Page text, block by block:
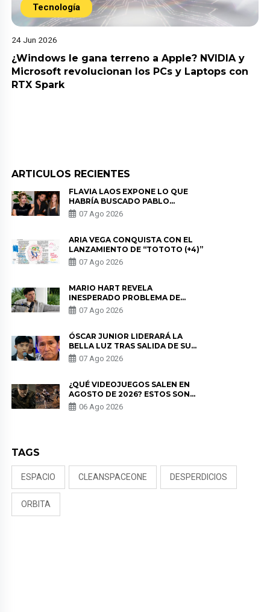
Tecnología
24 Jun 2026
¿Windows le gana terreno a Apple? NVIDIA y
Microsoft revolucionan los PCs y Laptops con
RTX Spark
ARTICULOS RECIENTES
FLAVIA LAOS EXPONE LO QUE
HABRÍA BUSCADO PABLO
HEREDIA CON ALE FULLER: “UNA
DE LAS PARTES QUERÍA EL
07 Ago 2026
ARIA VEGA CONQUISTA CON EL
LANZAMIENTO DE “TOTOTO (+4)”
07 Ago 2026
MARIO HART REVELA
INESPERADO PROBLEMA DE
SALUD ANTES DE SEPARARSE DE
KORINA: “ME ENCONTRARON UN
07 Ago 2026
ÓSCAR JUNIOR LIDERARÁ LA
BELLA LUZ TRAS SALIDA DE SU
PADRE POR POLÉMICA CON
NALDY SALDAÑA
07 Ago 2026
¿QUÉ VIDEOJUEGOS SALEN EN
AGOSTO DE 2026? ESTOS SON
LOS ESTRENOS MÁS ESPERADOS
06 Ago 2026
TAGS
ESPACIO CLEANSPACEONE DESPERDICIOS
ORBITA